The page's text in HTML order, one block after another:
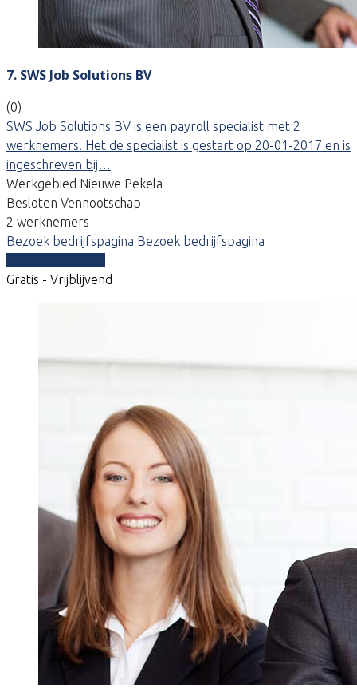
7. SWS Job Solutions BV
(0)
SWS Job Solutions BV is een payroll specialist met 2
werknemers. Het de specialist is gestart op 20-01-2017 en is
ingeschreven bij…
Werkgebied Nieuwe Pekela
Besloten Vennootschap
2 werknemers
Bezoek bedrijfspagina Bezoek bedrijfspagina
Gratis - Vrijblijvend